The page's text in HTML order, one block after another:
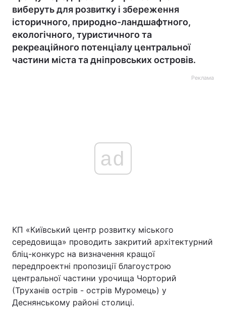
виберуть для розвитку і збереження
історичного, природно-ландшафтного,
екологічного, туристичного та
рекреаційного потенціалу центральної
частини міста та дніпровських островів.
Реклама
ad
КП «Київський центр розвитку міського
середовища» проводить закритий архітектурний
бліц-конкурс на визначення кращої
передпроектні пропозиції благоустрою
центральної частини урочища Чорторий
(Труханів острів - острів Муромець) у
Деснянському районі столиці.